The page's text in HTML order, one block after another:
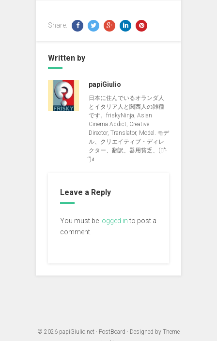
Share:
Written by
papiGiulio
日本に住んでいるオランダ人
とイタリア人と関西人の雑種
です。friskyNinja, Asian
Cinema Addict, Creative
Director, Translator, Model. モデ
ル、クリエイティブ・ディレ
クター、翻訳、器用貧乏、(ง︡'-
'︠)ง
Leave a Reply
You must be logged into post a
comment.
© 2026 papiGiulio.net · PostBoard · Designed by Theme